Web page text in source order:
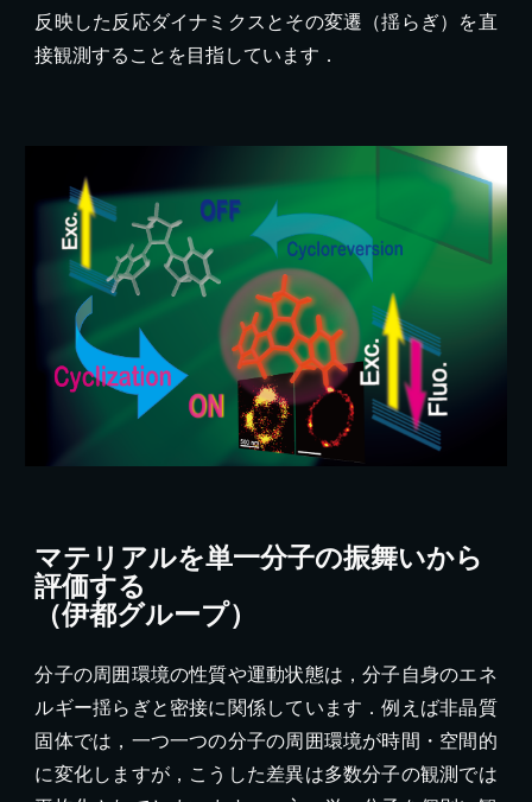
反映した反応ダイナミクスとその変遷（揺らぎ）を直
接観測することを目指しています．
マテリアルを単一分子の振舞いから
評価する
（伊都グループ）
分子の周囲環境の性質や運動状態は，分子自身のエネ
ルギー揺らぎと密接に関係しています．例えば非晶質
固体では，一つ一つの分子の周囲環境が時間・空間的
に変化しますが，こうした差異は多数分子の観測では